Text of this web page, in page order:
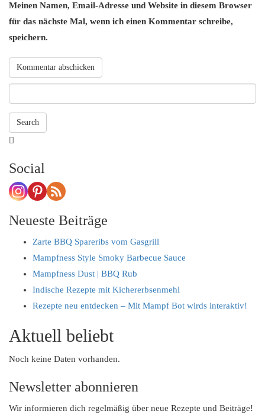
Meinen Namen, Email-Adresse und Website in diesem Browser
für das nächste Mal, wenn ich einen Kommentar schreibe,
speichern.
Search
in
progress
Social
Neueste Beiträge
Zarte BBQ Spareribs vom Gasgrill
Mampfness Style Smoky Barbecue Sauce
Mampfness Dust | BBQ Rub
Indische Rezepte mit Kichererbsenmehl
Rezepte neu entdecken – Mit Mampf Bot wirds interaktiv!
Aktuell beliebt
Noch keine Daten vorhanden.
Newsletter abonnieren
Wir informieren dich regelmäßig über neue Rezepte und Beiträge!